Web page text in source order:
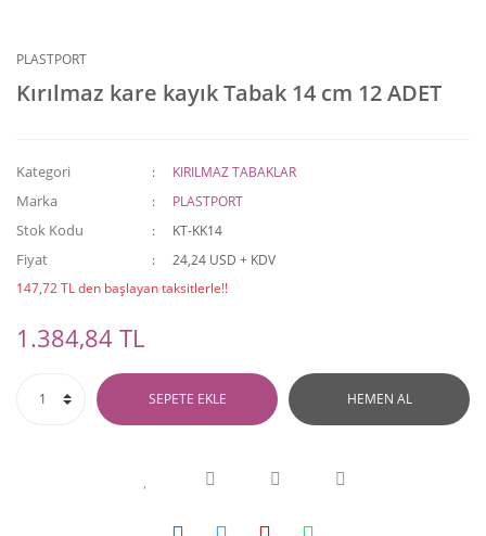
PLASTPORT
Kırılmaz kare kayık Tabak 14 cm 12 ADET
Kategori KIRILMAZ TABAKLAR
Marka PLASTPORT
Stok Kodu KT-KK14
Fiyat
24,24 USD + KDV
147,72 TL den başlayan taksitlerle!!
1.384,84 TL
SEPETE EKLE HEMEN AL